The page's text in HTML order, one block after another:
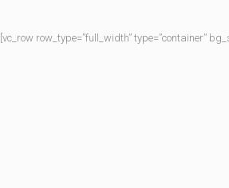
[vc_row row_type=”full_width” type=”container”